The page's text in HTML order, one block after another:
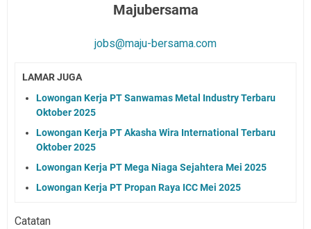
Majubersama
jobs@maju-bersama.com
LAMAR JUGA
Lowongan Kerja PT Sanwamas Metal Industry Terbaru
Oktober 2025
Lowongan Kerja PT Akasha Wira International Terbaru
Oktober 2025
Lowongan Kerja PT Mega Niaga Sejahtera Mei 2025
Lowongan Kerja PT Propan Raya ICC Mei 2025
Catatan